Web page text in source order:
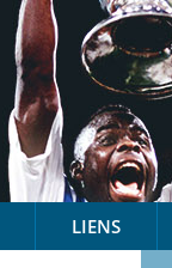
LIENS